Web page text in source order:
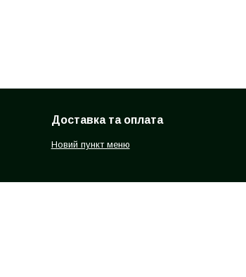
Доставка та оплата
Новий пункт меню